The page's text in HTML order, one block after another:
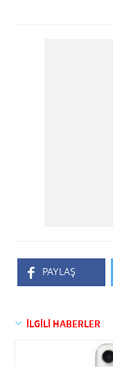
PAYLAŞ
İLGİLİ HABERLER